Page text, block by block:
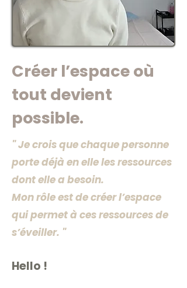
Créer l’espace où
tout devient
possible.
" Je crois que chaque personne
porte déjà en elle les ressources
dont elle a besoin.
Mon rôle est de créer l’espace
qui permet à ces ressources de
s’éveiller. "
Hello !